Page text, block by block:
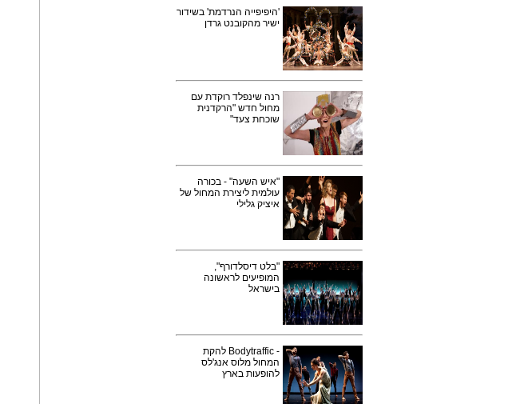
'היפיפייה הנרדמת' בשידור
ישיר מהקובנט גרדן
רנה שינפלד רוקדת עם
מחול חדש "הרקדנית
שוכחת צעד"
"איש השעה" - בכורה
עולמית ליצירת המחול של
איציק גלילי
"בלט דיסלדורף",
המופיעים לראשונה
בישראל
- Bodytraffic להקת
המחול מלוס אנג'לס
להופעות בארץ